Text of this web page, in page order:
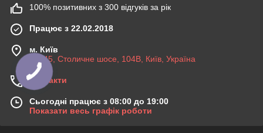
100% позитивних з 300 відгуків за рік
Працює з 22.02.2018
м. Київ
03045, Столичне шосе, 104B, Київ, Україна
Контакти
Сьогодні працює з 08:00 до 19:00
Показати весь графік роботи